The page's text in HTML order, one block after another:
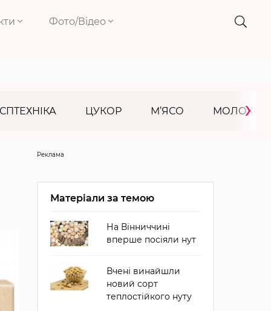
Фото/Відео
ЦУКОР М’ЯСО МОЛОКО
›
Реклама
Матеріали за темою
На Вінниччині
вперше посіяли нут
Вчені винайшли
новий сорт
теплостійкого нуту